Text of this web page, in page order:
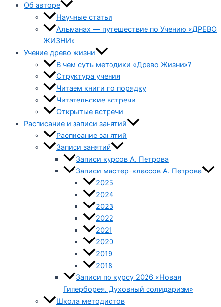
Об авторе
Научные статьи
Альманах — путешествие по Учению «ДРЕВО
ЖИЗНИ»
Учение древо жизни
В чем суть методики «Древо Жизни»?
Структура учения
Читаем книги по порядку
Читательские встречи
Открытые встречи
Расписание и записи занятий
Расписание занятий
Записи занятий
Записи курсов А. Петрова
Записи мастер-классов А. Петрова
2025
2024
2023
2022
2021
2020
2019
2018
Записи по курсу 2026 «Новая
Гиперборея. Духовный солидаризм»
Школа методистов